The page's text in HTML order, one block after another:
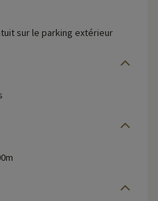
sur le parking extérieur